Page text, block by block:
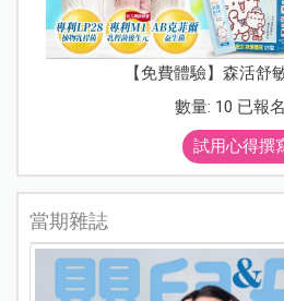
【免費體驗】森活舒
數量: 10 已報
試用心得撰
當期雜誌